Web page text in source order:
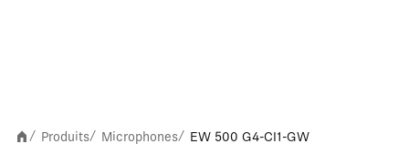
/ Produits/ Microphones/ EW 500 G4-CI1-GW